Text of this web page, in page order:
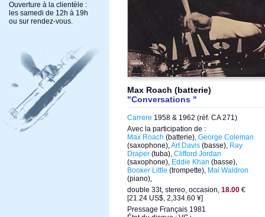
Ouverture à la clientèle :
les samedi de 12h à 19h
ou sur rendez-vous.
Max Roach (batterie)
"Conversations "
Carrere 1958 & 1962 (réf. CA 271)
Avec la participation de :
Max Roach (batterie), George Coleman
(saxophone),Art Davis (basse), Ray
Draper (tuba), Clifford Jordan
(saxophone), Eddie Khan (basse),
Booker Little (trompette), Mal Waldron
(piano),
double 33t, stereo, occasion, 18.00 €
[21.24 US$, 2,334.60 ¥]
Pressage Français 1981